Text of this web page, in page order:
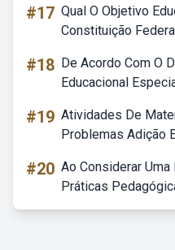
#17 Qual O Objetivo
Constituição
#18 De Acordo Com O
Educacional
#19 Atividades De
Problemas Adição
#20 Ao Considerar Uma
Práticas